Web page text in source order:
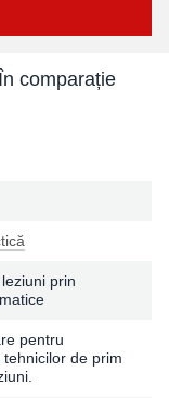
comparație
prin
pentru
de prim